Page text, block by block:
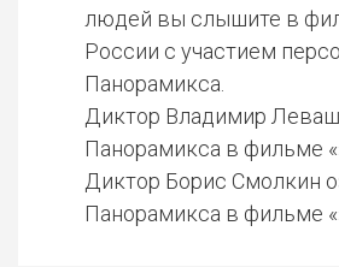
людей вы слышите в
России с участием
Панорамикса.
Диктор Владимир
Панорамикса в фильме
Диктор Борис Смолкин
Панорамикса в фильме